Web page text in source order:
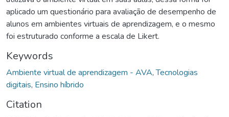
aplicado um questionário para avaliação de desempenho de
alunos em ambientes virtuais de aprendizagem, e o mesmo
foi estruturado conforme a escala de Likert.
Keywords
Ambiente virtual de aprendizagem - AVA,Tecnologias
digitais, Ensino híbrido
Citation